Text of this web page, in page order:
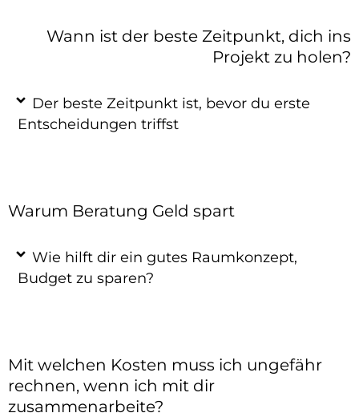
Wann ist der beste Zeitpunkt, dich ins
Projekt zu holen?
Der beste Zeitpunkt ist, bevor du erste
Entscheidungen triffst
Warum Beratung Geld spart
Wie hilft dir ein gutes Raumkonzept,
Budget zu sparen?
Mit welchen Kosten muss ich ungefähr
rechnen, wenn ich mit dir
zusammenarbeite?